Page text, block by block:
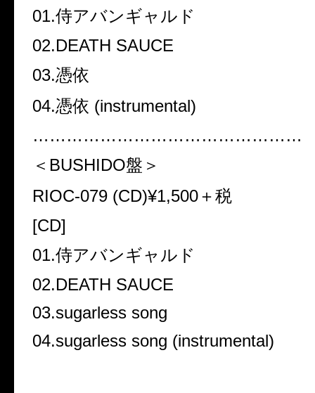
01.侍アバンギャルド
02.DEATH SAUCE
03.憑依
04.憑依 (instrumental)
…………………………………………
＜ BUSHIDO盤＞
RIOC-079 (CD)¥1,500＋税
[CD]
01.侍アバンギャルド
02.DEATH SAUCE
03.sugarless song
04.sugarless song (instrumental)